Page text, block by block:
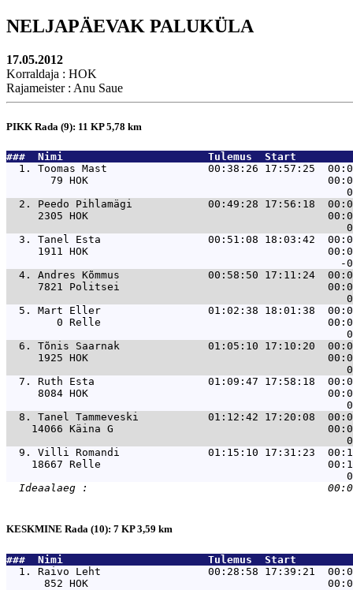
NELJAPÄEVAK PALUKÜLA
17.05.2012
Korraldaja : HOK
Rajameister : Anu Saue
PIKK Rada (9): 11 KP 5,78 km
###  Nimi                       Tulemus  Start
  1.
Toomas Mast                00:38:26 17:57:25
79 HOK
  2.
Peedo Pihlamägi            00:49:28 17:56:18
2305 HOK
  3.
Tanel Esta                 00:51:08 18:03:42
1911 HOK
  4.
Andres Kõmmus              00:58:50 17:11:24
7821 Politsei
  5.
Mart Eller                 01:02:38 18:01:38
0 Relle
  6.
Tõnis Saarnak              01:05:10 17:10:20
1925 HOK
  7.
Ruth Esta                  01:09:47 17:58:18
8084 HOK
  8.
Tanel Tammeveski           01:12:42 17:20:08
14066 Käina G
  9.
Villi Romandi              01:15:10 17:31:23
18667 Relle
KESKMINE Rada (10): 7 KP 3,59 km
###  Nimi                       Tulemus  Start
  1.
Raivo Leht                 00:28:58 17:39:21
852 HOK